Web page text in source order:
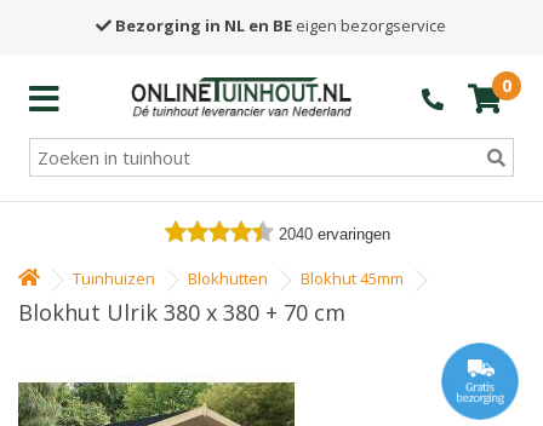
Bezorging in NL en BE eigen bezorgservice
0
2040 ervaringen
Tuinhuizen Blokhutten Blokhut 45mm
Blokhut Ulrik 380 x 380 + 70 cm